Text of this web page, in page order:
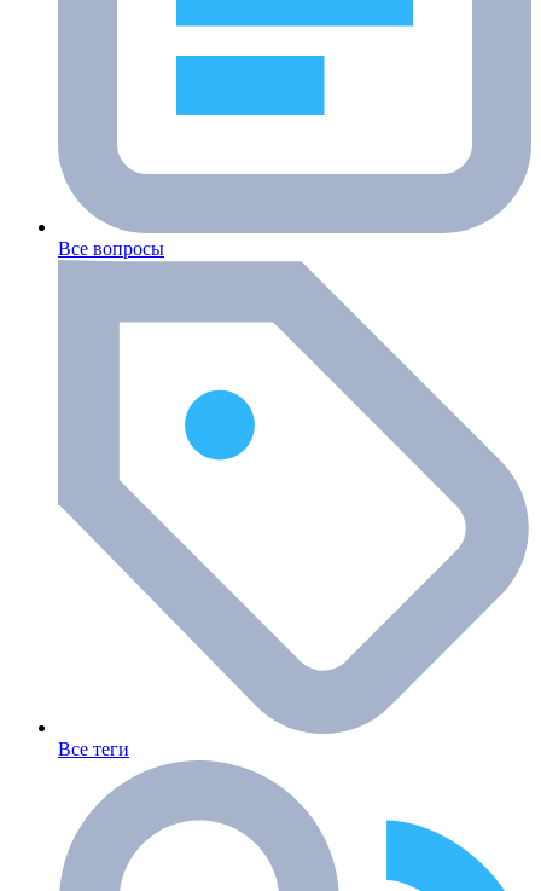
Все вопросы
Все теги